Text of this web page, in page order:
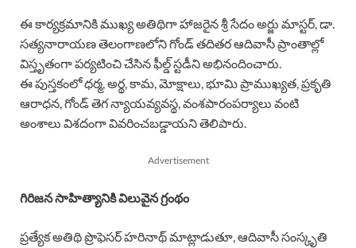
ఈ కార్యక్రమానికి ముఖ్య అతిథిగా హాజరైన శ్రీ సేదం అర్జు మాస్టర్, డా.
సత్యనారాయణ తెలంగాణలోని గోండ్ తదితర ఆదివాసీ ప్రాంతాల్లో
విస్తృతంగా పర్యటించి చేసిన ఫీల్డ్ స్టడీని అభినందించారు.
ఈ పుస్తకంలో ధర్మ, అర్థ, కామ, మోక్షాలు, భూమి ప్రాముఖ్యత, ప్రకృతి
ఆరాధన, గోండ్ తెగ న్యాయవ్యవస్థ, వంశపారంపర్యాలు వంటి
అంశాలు విశదంగా వివరించబడ్డాయని తెలిపారు.
Advertisement
గిరిజన సాహిత్యానికి విలువైన గ్రంథం
ప్రత్యేక అతిథి ప్రొఫెసర్ హరినాథ్ మాట్లాడుతూ, ఆదివాసీ సంస్కృతి